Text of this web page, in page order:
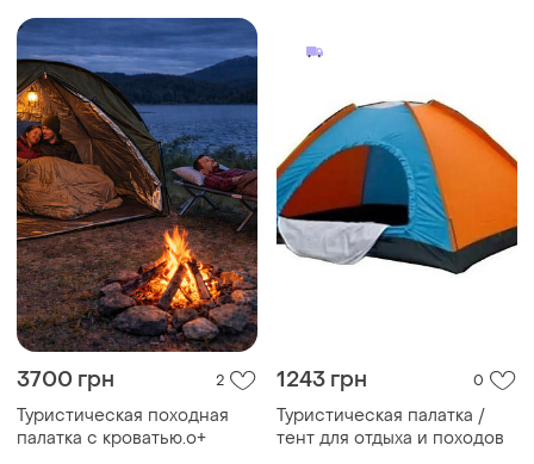
3700 грн 2
Туристическая походная
палатка с кроватью.о+
1243 грн 0
Туристическая палатка /
тент для отдыха и походов